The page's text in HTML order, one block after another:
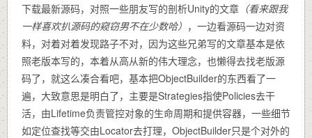
下载最新源码，对照一些朋友写的剖析Unity的文章 （看来跟我
一样喜欢扒源码的窥窃男不在少数哈） ，一边看源码一边对资
料，对着对着发现路子不对，因为这些兄弟写的文章基本是依
照老版本写的，本着从高从新的伟大理念，也懒得去找老版源
码了，就这么凑合看吧，基本把ObjectBuilder的东西看了一
遍，大致意思是明白了，主要是Strategies指使Policies去干
活，由Lifetime负责管控对象的生命周期和提供容器，一些细节
如定位查找等交由Locator去打理，ObjectBuilder只是个对外的